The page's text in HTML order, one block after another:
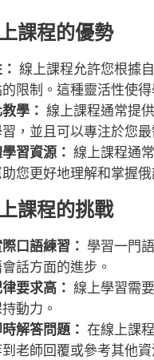
課程的優勢
線上課程允許您根據
限制。這種靈活性使
學： 線上課程通常提
，並且可以專注於您
習資源： 線上課程通
您更好地理解和掌握俄
課程的挑戰
口語練習： 學習一門
話方面的進步。
要求高： 線上學習需
動力。
解答問題： 在線上課
老師回覆或參考其他資